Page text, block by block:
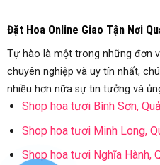
Đặt Hoa Online Giao Tận Nơi
Tự hào là một trong những đơn
chuyên nghiệp và uy tín nhất,
nhiều hơn nữa sự tin tưởng và
Shop hoa tươi Bình Sơn,
Shop hoa tươi Minh Long,
Shop hoa tươi Nghĩa Hành,